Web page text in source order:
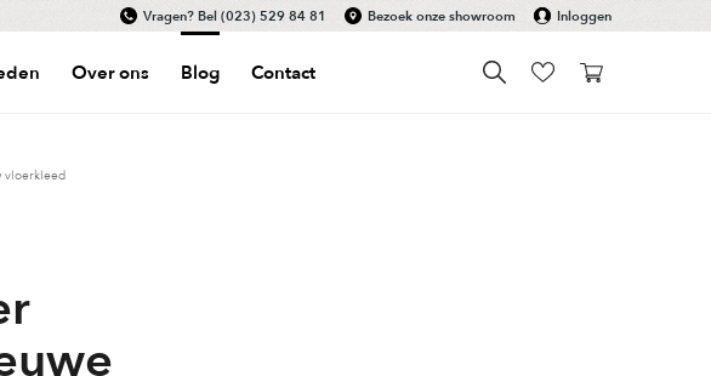
Vragen? Bel(023) 529 84 81 Bezoek onze showroom Inloggen
Over ons Blog Contact
vloerkleed